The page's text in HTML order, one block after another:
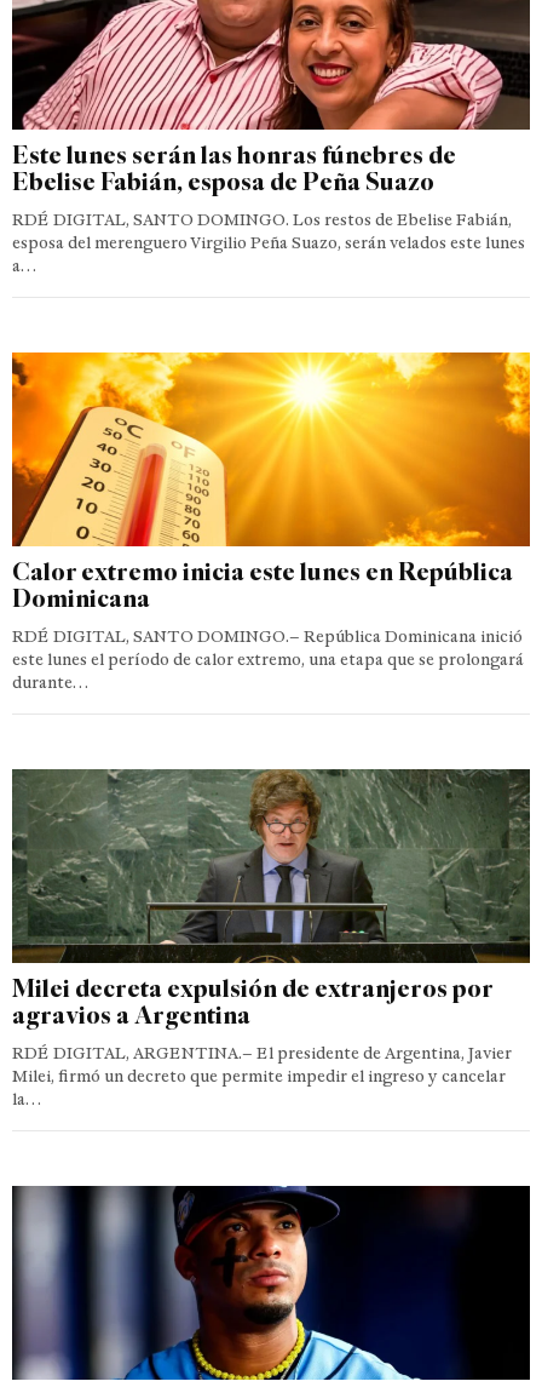
Este lunes serán las honras fúnebres de
Ebelise Fabián, esposa de Peña Suazo
RDÉ DIGITAL, SANTO DOMINGO. Los restos de Ebelise Fabián,
esposa del merenguero Virgilio Peña Suazo, serán velados este lunes
a…
Calor extremo inicia este lunes en República
Dominicana
RDÉ DIGITAL, SANTO DOMINGO.– República Dominicana inició
este lunes el período de calor extremo, una etapa que se prolongará
durante…
Milei decreta expulsión de extranjeros por
agravios a Argentina
RDÉ DIGITAL, ARGENTINA.– El presidente de Argentina, Javier
Milei, firmó un decreto que permite impedir el ingreso y cancelar
la…